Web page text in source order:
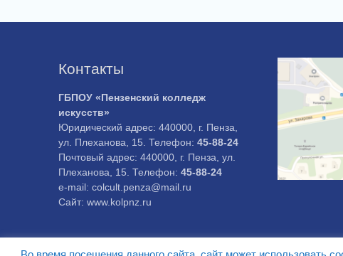
Контакты
ГБПОУ «Пензенский колледж
искусств»
Юридический адрес: 440000, г. Пенза,
ул. Плеханова, 15. Телефон: 45-88-24
Почтовый адрес: 440000, г. Пенза, ул.
Плеханова, 15. Телефон: 45-88-24
e-mail: colcult.penza@mail.ru
Сайт: www.kolpnz.ru